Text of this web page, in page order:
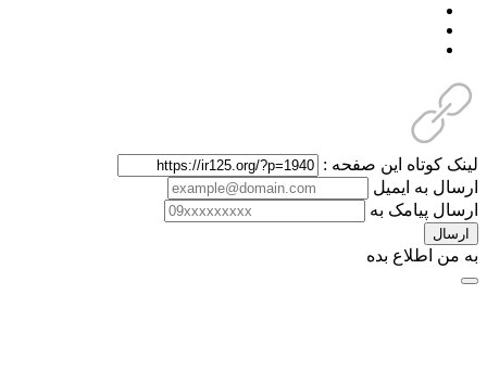
لینک کوتاه این صفحه :
ارسال به ایمیل
ارسال پیامک به
ارسال
به من اطلاع بده